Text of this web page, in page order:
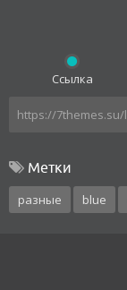
Ссылка
Метки
разные blue